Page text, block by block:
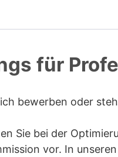
für
bewerben oder
Sie bei der
vor. In